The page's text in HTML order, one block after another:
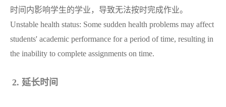
时间内影响学生的学业，导致无法按时完成作业。
Unstable health status: Some sudden health problems may affect
students' academic performance for a period of time, resulting in
the inability to complete assignments on time.
2. 延长时间